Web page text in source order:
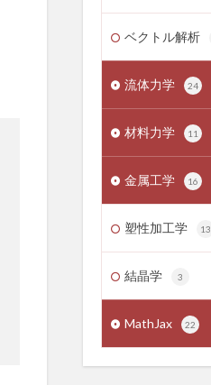
ベクトル解析
流体力学 24
材料力学 11
金属工学 16
塑性加工学 13
結晶学 3
MathJax 22